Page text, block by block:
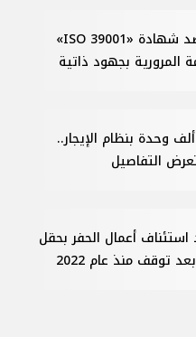
النيل للبترول» تحصد شهادة «ISO 39001»
المرورية بجهود ذاتية
الإسكان تطرح 15 ألف وحدة بنظام الإيجار..
التفاصيل
استئناف أعمال الحفر بحقل
توقف منذ عام 2022